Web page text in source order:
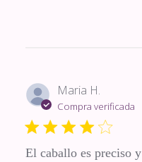
Maria H.
Compra verificada
El caballo es preciso y